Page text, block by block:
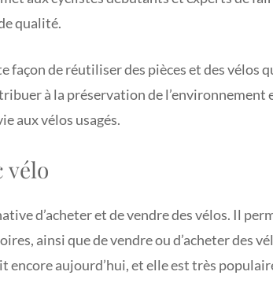
qualité.
façon de réutiliser des pièces et des vélos
à la préservation de l’environnement
aux vélos usagés.
vélo
d’acheter et de vendre des vélos. Il
ainsi que de vendre ou d’acheter des
encore aujourd’hui, et elle est très